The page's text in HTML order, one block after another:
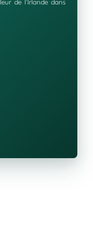
de l'Irlande dans